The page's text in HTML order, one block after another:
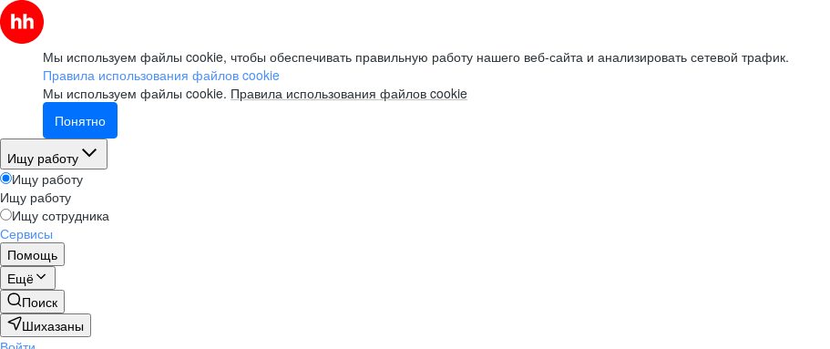
Мы используем файлы cookie, чтобы обеспечивать правильную работу нашего веб-сайта и анализировать сетевой трафик.
Правила использования файлов cookie
Мы используем файлы cookie. Правила использования файлов cookie
Понятно
Ищу работу
Ищу работу
Ищу работу
Ищу сотрудника
Сервисы
Помощь
Ещё
Поиск
Шихазаны